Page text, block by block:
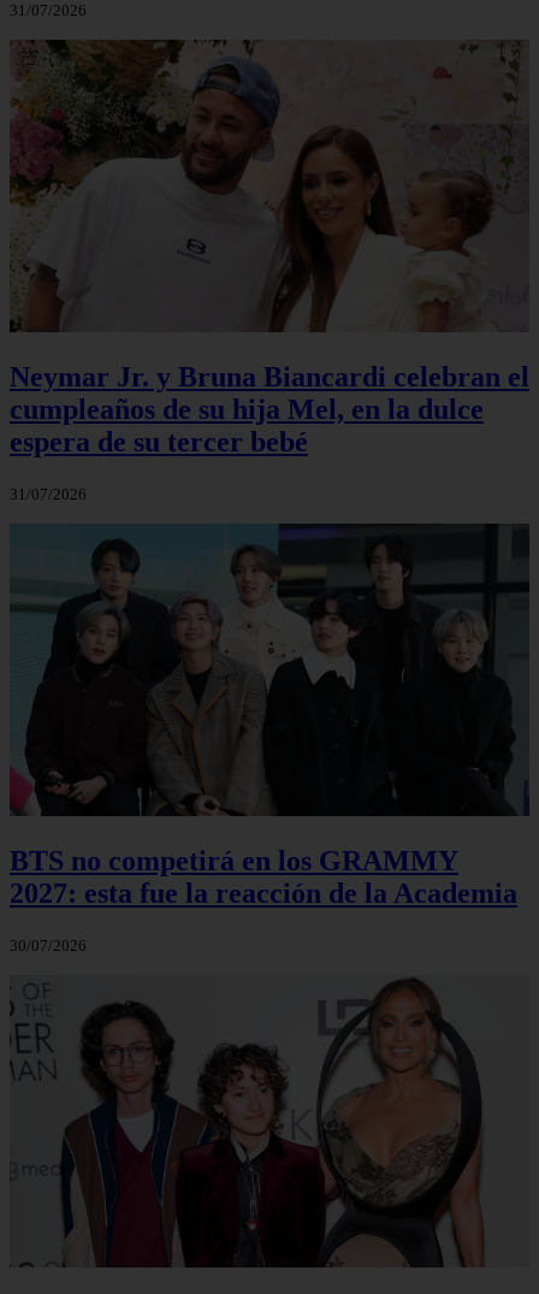
31/07/2026
Neymar Jr. y Bruna Biancardi celebran el
cumpleaños de su hija Mel, en la dulce
espera de su tercer bebé
31/07/2026
BTS no competirá en los GRAMMY
2027: esta fue la reacción de la Academia
30/07/2026